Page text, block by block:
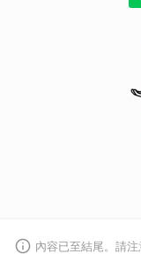
內容已至結尾。請注